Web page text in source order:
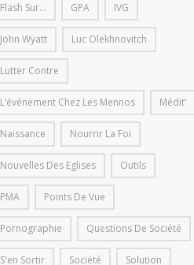
Flash Sur... GPA IVG
John Wyatt Luc Olekhnovitch
Lutter Contre
L’événement Chez Les Mennos Médit’
Naissance Nourrir La Foi
Nouvelles Des Eglises Outils
PMA Points De Vue
Pornographie Questions De Société
S'en Sortir Société Solution